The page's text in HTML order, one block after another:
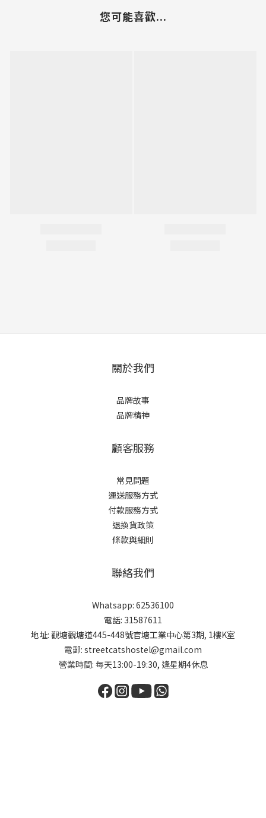
您可能喜歡...
關於我們
品牌故事
品牌精神
顧客服務
常見問題
運送服務方式
付款服務方式
退換貨政策
條款與細則
聯絡我們
Whatsapp: 62536100
電話: 31587611
地址: 觀塘觀塘道445-448號官塘工業中心第3期, 1樓K室
電郵: streetcatshostel@gmail.com
營業時間: 每天13:00-19:30, 逢星期4休息